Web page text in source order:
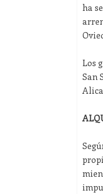
ha
Los
San